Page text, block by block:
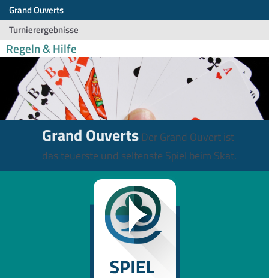
Grand Ouverts
Turnierergebnisse
Regeln & Hilfe
Grand OuvertsDer Grand Ouvert ist
das teuerste und seltenste Spiel beim Skat.